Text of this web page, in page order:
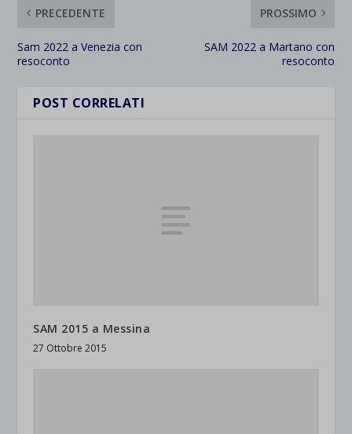
PRECEDENTE
Sam 2022 a Venezia con
resoconto
PROSSIMO
SAM 2022 a Martano con
resoconto
POST CORRELATI
SAM 2015 a Messina
27 Ottobre 2015